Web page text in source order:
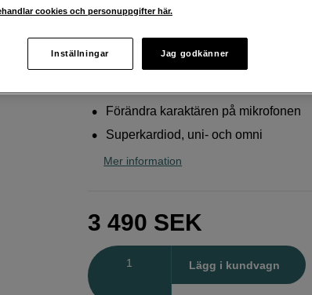
Webblager:Finns i lager
Butikslager: Visa butik
Förändra karaktären på mikrofonen
Superkardiod, uni- och omni
Mer information
3 490 SEK
Lägg i kundvagn
cookies och personuppgifter här.
Inställningar Jag godkänner